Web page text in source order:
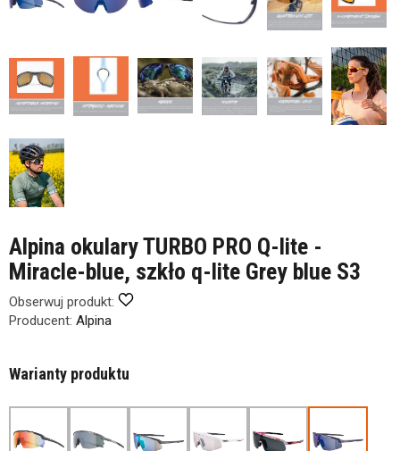
Alpina okulary TURBO PRO Q-lite -
Miracle-blue, szkło q-lite Grey blue S3
Obserwuj produkt:
Producent: Alpina
Warianty produktu